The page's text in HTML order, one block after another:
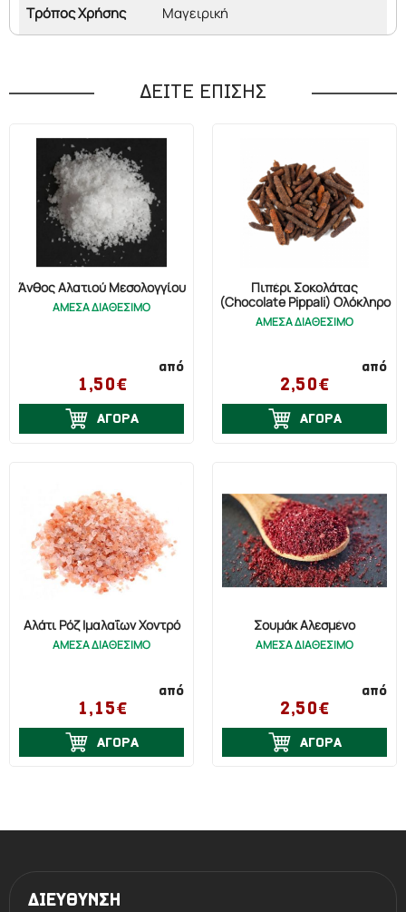
Τρόπος Χρήσης Μαγειρική
ΔΕΙΤΕ ΕΠΙΣΗΣ
Άνθος Αλατιού Μεσολογγίου
ΑΜΕΣΑ ΔΙΑΘΕΣΙΜΟ
από
1,50€
ΑΓΟΡΑ
Πιπέρι Σοκολάτας
(Chocolate Pippali) Ολόκληρο
ΑΜΕΣΑ ΔΙΑΘΕΣΙΜΟ
από
2,50€
ΑΓΟΡΑ
Αλάτι Ρόζ Ιμαλαΐων Χοντρό
ΑΜΕΣΑ ΔΙΑΘΕΣΙΜΟ
από
1,15€
ΑΓΟΡΑ
Σουμάκ Αλεσμένο
ΑΜΕΣΑ ΔΙΑΘΕΣΙΜΟ
από
2,50€
ΑΓΟΡΑ
ΔΙΕΥΘΥΝΣΗ